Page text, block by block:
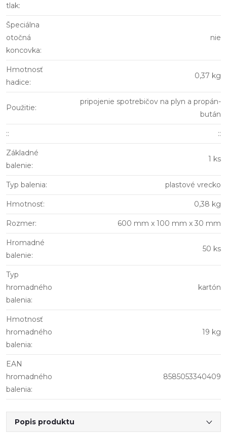
tlak:
Špeciálna
otočná
koncovka:
nie
Hmotnosť
hadice:
0,37 kg
Použitie:
pripojenie spotrebičov na plyn a propán-
bután
:: ::
Základné
balenie:
1 ks
Typ balenia: plastové vrecko
Hmotnosť: 0,38 kg
Rozmer: 600 mm x 100 mm x 30 mm
Hromadné
balenie:
50 ks
Typ
hromadného
balenia:
kartón
Hmotnosť
hromadného
balenia:
19 kg
EAN
hromadného
balenia:
8585053340409
Popis produktu